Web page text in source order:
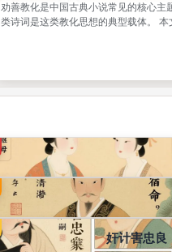
读
人
劝善教化是中国古典小说常见的核心主
类诗词是这类教化思想的典型载体。 本
余首古典小说中广为流传的因果劝善名
阅
奸计害忠阅